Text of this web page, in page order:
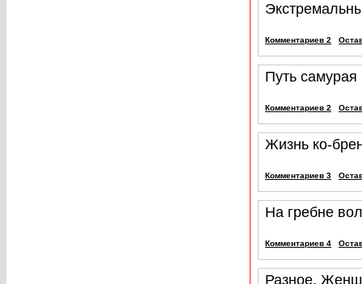
Комментариев 2
Путь
Комментариев 2
Жизнь ко-
Комментариев 3
На гребне
Комментариев 4
Разное.